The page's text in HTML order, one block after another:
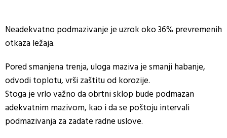
Neadekvatno podmazivanje je uzrok oko 36% prevremenih
otkaza ležaja.
Pored smanjena trenja, uloga maziva je smanji habanje,
odvodi toplotu, vrši zaštitu od korozije.
Stoga je vrlo važno da obrtni sklop bude podmazan
adekvatnim mazivom, kao i da se poštoju intervali
podmazivanja za zadate radne uslove.